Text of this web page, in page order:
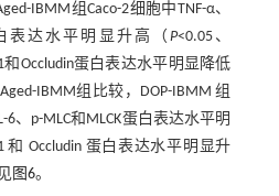
IBMM组Caco-2细胞中TNF-α、
白表达水平明显升高（P<0.05、
和Occludin蛋白表达水平明显降低
IBMM组比较，DOP-IBMM 组
6、p-MLC和MLCK蛋白表达水平明
和 Occludin 蛋白表达水平明显升
图6。